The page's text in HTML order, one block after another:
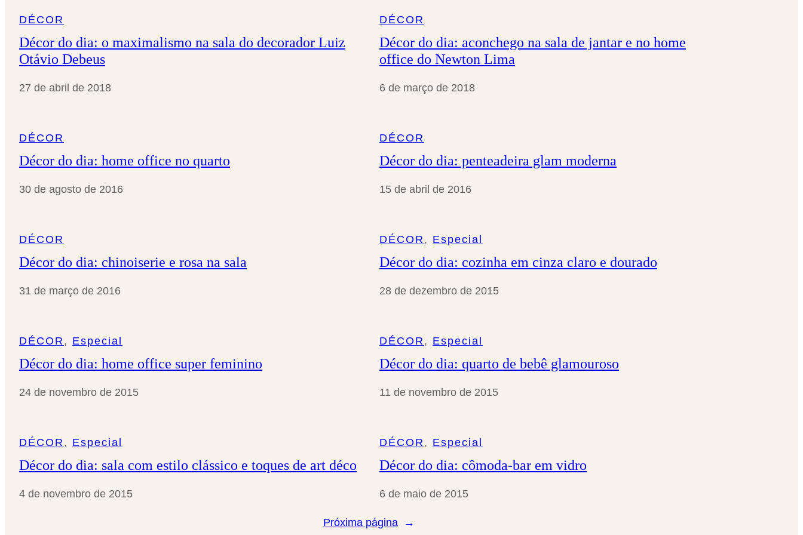
DÉCOR
Décor do dia: o maximalismo na sala do decorador Luiz
Otávio Debeus
27 de abril de 2018
DÉCOR
Décor do dia: aconchego na sala de jantar e no home
office do Newton Lima
6 de março de 2018
DÉCOR
Décor do dia: home office no quarto
30 de agosto de 2016
DÉCOR
Décor do dia: penteadeira glam moderna
15 de abril de 2016
DÉCOR
Décor do dia: chinoiserie e rosa na sala
31 de março de 2016
DÉCOR , Especial
Décor do dia: cozinha em cinza claro e dourado
28 de dezembro de 2015
DÉCOR , Especial
Décor do dia: home office super feminino
24 de novembro de 2015
DÉCOR , Especial
Décor do dia: quarto de bebê glamouroso
11 de novembro de 2015
DÉCOR , Especial
Décor do dia: sala com estilo clássico e toques de art déco
4 de novembro de 2015
DÉCOR , Especial
Décor do dia: cômoda-bar em vidro
6 de maio de 2015
Próxima página →